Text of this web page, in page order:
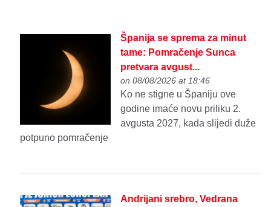
Španija se sprema za minut
tame: Pomračenje Sunca
pretvara avgust...
on 08/08/2026 at 18:46
Ko ne stigne u Španiju ove
godine imaće novu priliku 2.
avgusta 2027, kada slijedi duže
potpuno pomračenje
Andrijani srebro, Vedrana